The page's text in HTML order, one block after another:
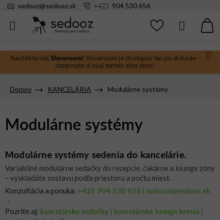
Prejsť
Navštívte náš Showroom! Showroom je dostupný len po dohode -
rezervujte si svoj termín ešte dnes!
sedooz@sedooz.sk +421 904 530 656
Hľadať
Domov KANCELÁRIA Modulárne systémy
Modulárne systémy
Modulárne systémy sedenia do kancelárie.
Variabilné modulárne sedačky do recepcie, čakárne a lounge zóny
– vyskladáte zostavu podľa priestoru a počtu miest.
Konzultácia a ponuka: +421 904 530 656 | sedooz@sedooz.sk
›
Pozrite aj: kancelárske sedačky | kancelárske lounge kreslá |